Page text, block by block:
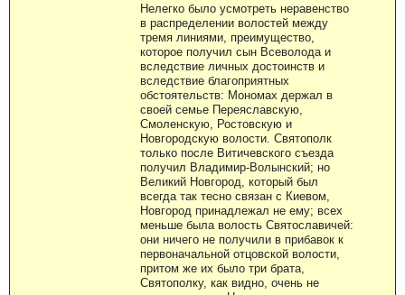
Нелегко было усмотреть неравенство
в распределении волостей между
тремя линиями, преимущество,
которое получил сын Всеволода и
вследствие личных достоинств и
вследствие благоприятных
обстоятельств: Мономах держал в
своей семье Переяславскую,
Смоленскую, Ростовскую и
Новгородскую волости. Святополк
только после Витичевского съезда
получил Владимир-Волынский; но
Великий Новгород, который был
всегда так тесно связан с Киевом,
Новгород принадлежал не ему; всех
меньше была волость Святославичей:
они ничего не получили в прибавок к
первоначальной отцовской волости,
притом же их было три брата,
Святополку, как видно, очень не